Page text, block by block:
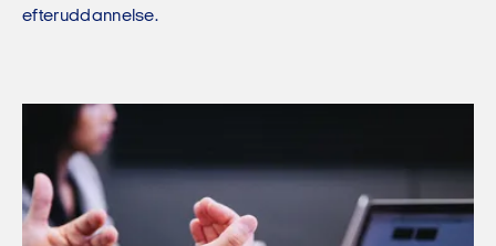
efteruddannelse.